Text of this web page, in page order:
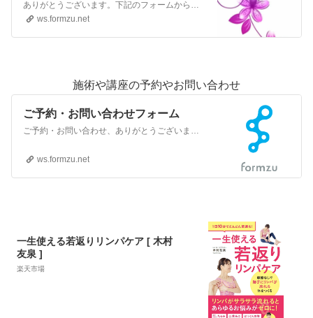
ありがとうございます。下記のフォームからお問い合わせください。
ws.formzu.net
施術や講座の予約やお問い合わせ
ご予約・お問い合わせフォーム
ws.formzu.net
一生使える若返りリンパケア [ 木村
友泉 ]
楽天市場